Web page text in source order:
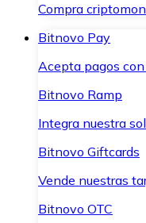
Compra
Bitnovo Pay
Acepta pagos
Bitnovo Ramp
Integra nuestra
Bitnovo Giftcards
Vende nuestras
Bitnovo OTC